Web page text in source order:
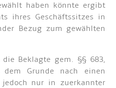
haben könnte ergibt
ihres Geschäftssitzes in
Bezug zum gewählten
Beklagte gem. §§ 683,
Grunde nach einen
nur in zuerkannter